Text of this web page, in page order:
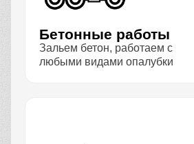
Бетонные работы
Зальем бетон, работаем с
любыми видами опалубки